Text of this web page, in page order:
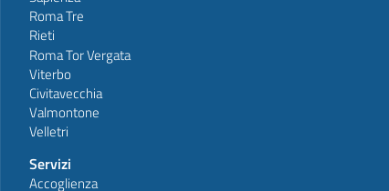
Roma Tre
Rieti
Roma Tor Vergata
Viterbo
Civitavecchia
Valmontone
Velletri
Servizi
Accoglienza